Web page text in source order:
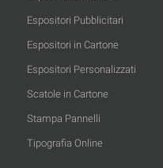
Espositori Pubblicitari
Espositori in Cartone
Espositori Personalizzati
Scatole in Cartone
Stampa Pannelli
Tipografia Online